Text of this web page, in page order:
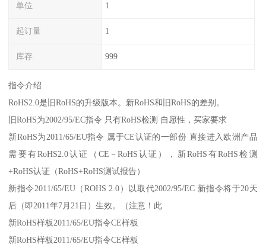
单位 1
起订量 1
库存 999
指令介绍
RoHS2.0是旧RoHS的升级版本。新RoHS和旧RoHS的差别。
旧RoHS为2002/95/EC指令 只有RoHS检测 自愿性，买家要求
新RoHS为2011/65/EU指令 属于CE认证的一部份 直接进入欧洲产品
需要有RoHS2.0认证（CE－RoHS认证），新RoHS有RoHS检测
+RoHS认证（RoHS+RoHS测试报告）
新指令2011/65/EU（ROHS 2.0）以取代2002/95/EC 新指令将于20天
后（即2011年7月21日）生效。（注意！此
新RoHS样板2011/65/EU指令CE样板
新RoHS样板2011/65/EU指令CE样板